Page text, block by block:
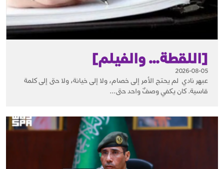
[اللقطة… والفيلم]
2026-08-05
عبهر نادي لم يحتج الأمر إلى خصام، ولا إلى خيانة، ولا حتى إلى كلمة
قاسية. كان يكفي وصفٌ واحد حتى...